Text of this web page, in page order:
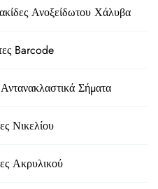
Ανοξείδωτου Χάλυβα
Barcode
Σήματα
Νικελίου
Ακρυλικού